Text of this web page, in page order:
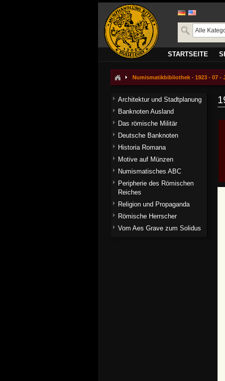
STARTSEITE
Numismatikbibliothek - 1923 - 07 -
Architektur und Stadtplanung
Banknoten Ausland
Das römische Militär
Deutsche Banknoten
Historia Romana
Motive auf Münzen
Numismatisches ABC
Peripherie des Römischen
Reiches
Religion und Propaganda
Römische Herrscher
Vom Aes Grave zum Solidus